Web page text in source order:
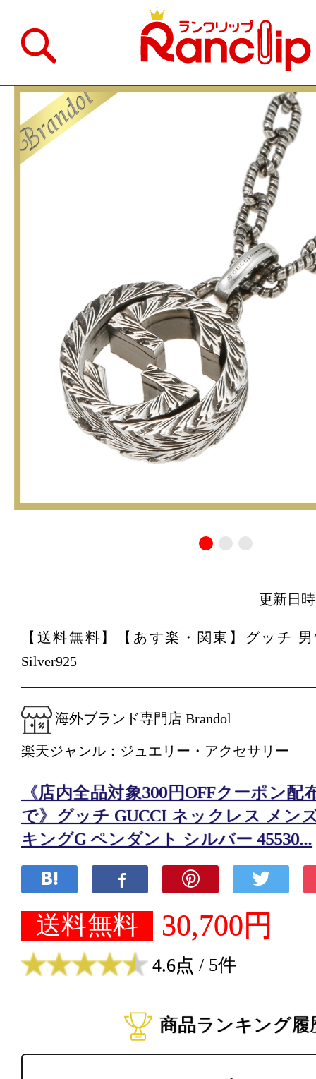
更新日
【送料無料】【あす楽・関東】グッチ
Silver925
海外ブランド専門店 Brandol
楽天ジャンル：ジュエリー・アクセサリー
《店内全品対象300円OFFクーポン配
で》グッチ GUCCI ネックレス メン
キングG ペンダント シルバー 45530...
送料無料 30,700円
4.6点 / 5件
商品ランキング履